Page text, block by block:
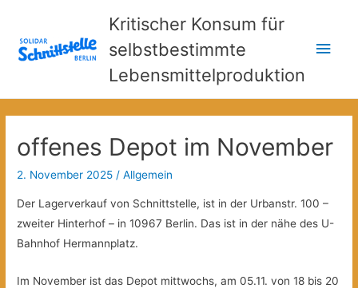
Kritischer Konsum für
selbstbestimmte
Lebensmittelproduktion
offenes Depot im November
2. November 2025 /Allgemein
Der Lagerverkauf von Schnittstelle, ist in der Urbanstr. 100 –
zweiter Hinterhof – in 10967 Berlin. Das ist in der nähe des U-
Bahnhof Hermannplatz.
Im November ist das Depot mittwochs, am 05.11. von 18 bis 20